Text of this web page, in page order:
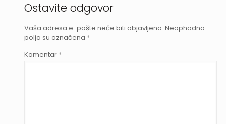
Ostavite odgovor
Vaša adresa e-pošte neće biti objavljena. Neophodna
polja su označena *
Komentar *